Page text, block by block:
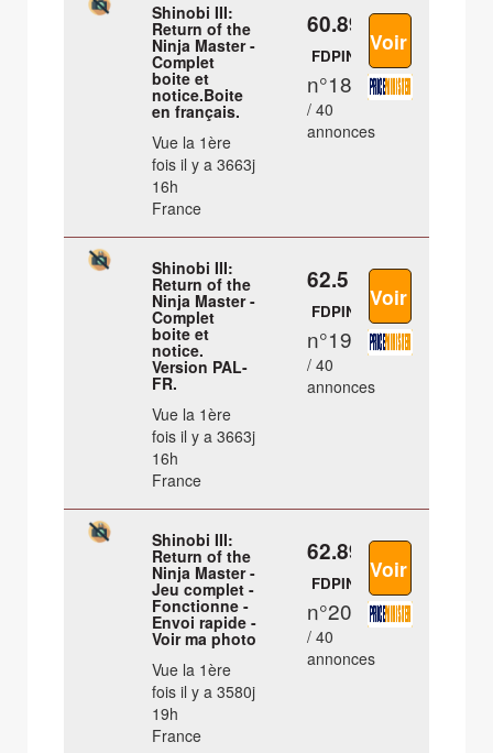
Shinobi III:
Return of the
Ninja Master -
Complet
boite et
notice.Boite
en français.
Vue la 1ère
fois il y a 3663j
16h
France
60.89 €
FDPIN
n°18
/ 40
annonces
Shinobi III:
Return of the
Ninja Master -
Complet
boite et
notice.
Version PAL-
FR.
Vue la 1ère
fois il y a 3663j
16h
France
62.5 €
FDPIN
n°19
/ 40
annonces
Shinobi III:
Return of the
Ninja Master -
Jeu complet -
Fonctionne -
Envoi rapide -
Voir ma photo
Vue la 1ère
fois il y a 3580j
19h
France
62.89 €
FDPIN
n°20
/ 40
annonces